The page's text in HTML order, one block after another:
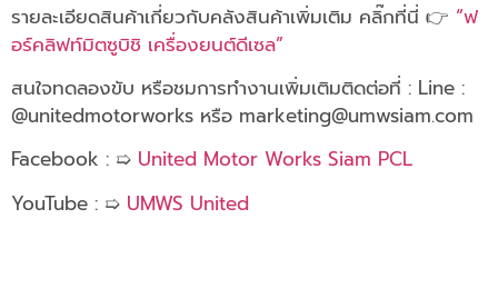
รายละเอียดสินค้าเกี่ยวกับคลังสินค้าเพิ่มเติม คลิ๊กที่นี่ 👉 “ฟ
อร์คลิฟท์มิตซูบิชิ เครื่องยนต์ดีเซล”
สนใจทดลองขับ หรือชมการทำงานเพิ่มเติมติดต่อที่ : Line :
@unitedmotorworks หรือ marketing@umwsiam.com
Facebook : ➯ United Motor Works Siam PCL
YouTube : ➯ UMWS United